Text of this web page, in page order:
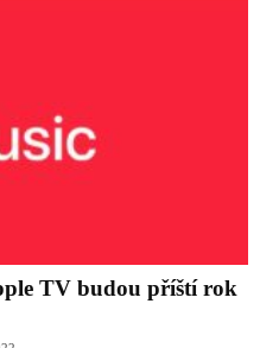
TV budou příští rok